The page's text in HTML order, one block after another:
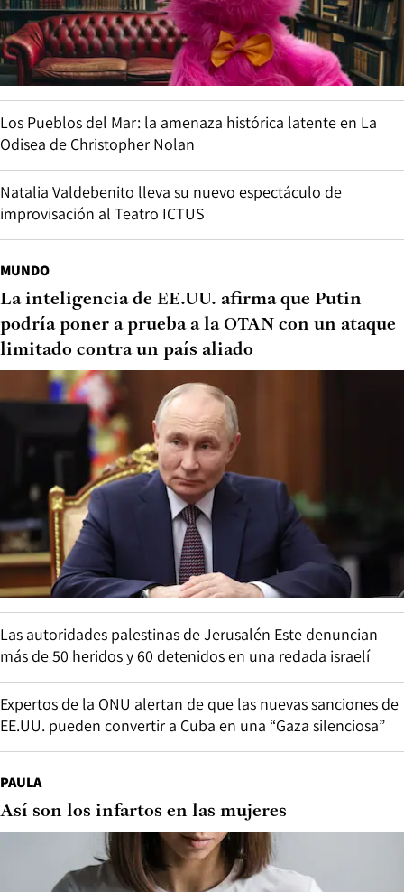
Los Pueblos del Mar: la amenaza histórica latente en La
Odisea de Christopher Nolan
Natalia Valdebenito lleva su nuevo espectáculo de
improvisación al Teatro ICTUS
MUNDO
La inteligencia de EE.UU. afirma que Putin
podría poner a prueba a la OTAN con un ataque
limitado contra un país aliado
Las autoridades palestinas de Jerusalén Este denuncian
más de 50 heridos y 60 detenidos en una redada israelí
Expertos de la ONU alertan de que las nuevas sanciones de
EE.UU. pueden convertir a Cuba en una “Gaza silenciosa”
PAULA
Así son los infartos en las mujeres